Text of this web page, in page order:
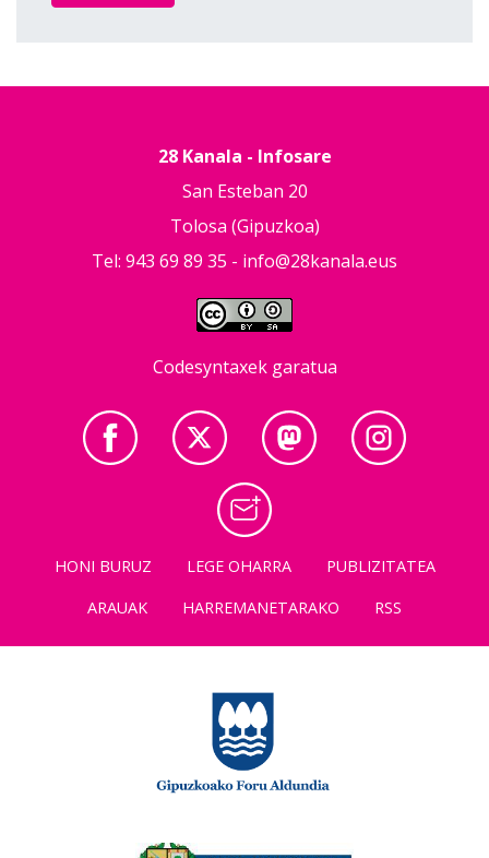
28 Kanala - Infosare
San Esteban 20
Tolosa (Gipuzkoa)
Tel: 943 69 89 35 - info@28kanala.eus
Codesyntaxek garatua
HONI BURUZ LEGE OHARRA
PUBLIZITATEA
ARAUAK
HARREMANETARAKO RSS